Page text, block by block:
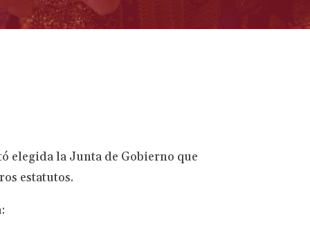
elegida la Junta de Gobierno que
estatutos.